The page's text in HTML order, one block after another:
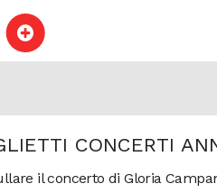
CONCERTI
il concerto di Gloria